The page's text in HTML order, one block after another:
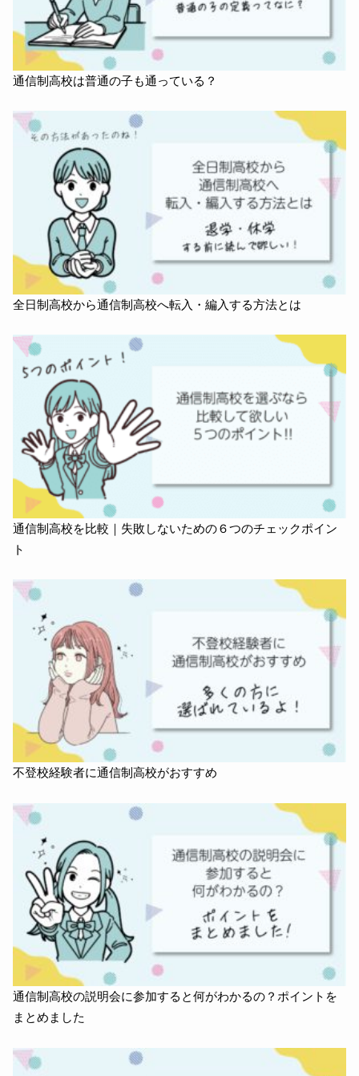
通信制高校は普通の子も通っている？
​​全日制高校から通信制高校へ転入・編入する方法とは
通信制高校を比較｜失敗しないための６つのチェックポイン
ト
不登校経験者に通信制高校がおすすめ
通信制高校の説明会に参加すると何がわかるの？ポイントを
まとめました